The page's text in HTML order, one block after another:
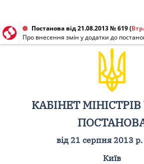
Постанова від 21.08.2013 № 619(